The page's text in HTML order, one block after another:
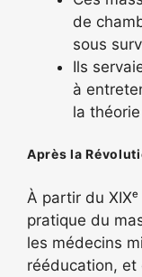
de
sous
Ils
à
la
Après la
À partir du
pratique du
les médecins
rééducation, et